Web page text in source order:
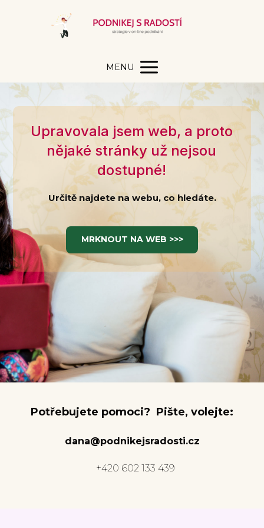
MENU
Upravovala jsem web, a proto
nějaké stránky už nejsou
dostupné!
Určitě najdete na webu, co hledáte.
MRKNOUT NA WEB >>>
Potřebujete pomoci? Pište, volejte:
dana@podnikejsradosti.cz
+420 602 133 439